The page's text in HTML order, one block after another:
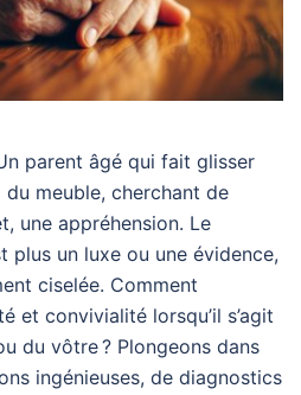
parent âgé qui fait glisser
meuble, cherchant de
une appréhension. Le
plus un luxe ou une évidence,
ciselée. Comment
et convivialité lorsqu’il s’agit
du vôtre ? Plongeons dans
ingénieuses, de diagnostics